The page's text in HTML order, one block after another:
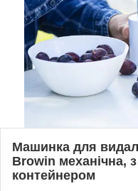
Машинка для
Browin механічна,
контейнером